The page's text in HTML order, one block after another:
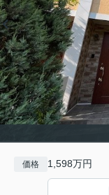
価格 1,598万円